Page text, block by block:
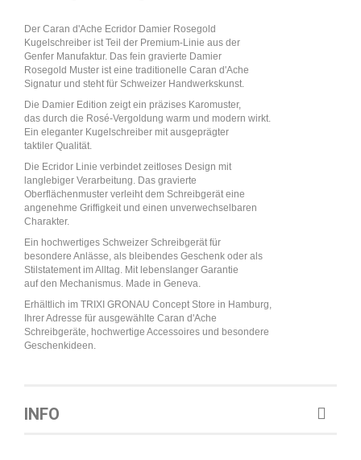
Der Caran d'Ache Ecridor Damier Rosegold
Kugelschreiber ist Teil der Premium-Linie aus der
Genfer Manufaktur. Das fein gravierte Damier
Rosegold Muster ist eine traditionelle Caran d'Ache
Signatur und steht für Schweizer Handwerkskunst.
Die Damier Edition zeigt ein präzises Karomuster,
das durch die Rosé-Vergoldung warm und modern wirkt.
Ein eleganter Kugelschreiber mit ausgeprägter
taktiler Qualität.
Die Ecridor Linie verbindet zeitloses Design mit
langlebiger Verarbeitung. Das gravierte
Oberflächenmuster verleiht dem Schreibgerät eine
angenehme Griffigkeit und einen unverwechselbaren
Charakter.
Ein hochwertiges Schweizer Schreibgerät für
besondere Anlässe, als bleibendes Geschenk oder als
Stilstatement im Alltag. Mit lebenslanger Garantie
auf den Mechanismus. Made in Geneva.
Erhältlich im TRIXI GRONAU Concept Store in Hamburg,
Ihrer Adresse für ausgewählte Caran d'Ache
Schreibgeräte, hochwertige Accessoires und besondere
Geschenkideen.
INFO